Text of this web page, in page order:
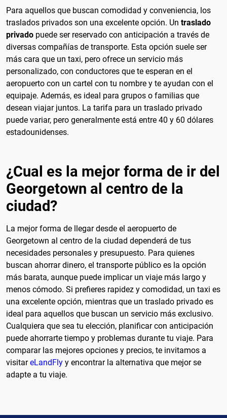
Para aquellos que buscan comodidad y conveniencia, los
traslados privados son una excelente opción. Un traslado
privado puede ser reservado con anticipación a través de
diversas compañías de transporte. Esta opción suele ser
más cara que un taxi, pero ofrece un servicio más
personalizado, con conductores que te esperan en el
aeropuerto con un cartel con tu nombre y te ayudan con el
equipaje. Además, es ideal para grupos o familias que
desean viajar juntos. La tarifa para un traslado privado
puede variar, pero generalmente está entre 40 y 60 dólares
estadounidenses.
¿Cual es la mejor forma de ir del
Georgetown al centro de la
ciudad?
La mejor forma de llegar desde el aeropuerto de
Georgetown al centro de la ciudad dependerá de tus
necesidades personales y presupuesto. Para quienes
buscan ahorrar dinero, el transporte público es la opción
más barata, aunque puede implicar un viaje más largo y
menos cómodo. Si prefieres rapidez y comodidad, un taxi es
una excelente opción, mientras que un traslado privado es
ideal para aquellos que buscan un servicio más exclusivo.
Cualquiera que sea tu elección, planificar con anticipación
puede ahorrarte tiempo y problemas durante tu viaje. Para
comparar las mejores opciones y precios, te invitamos a
visitareLandFly y encontrar la alternativa que mejor se
adapte a tu viaje.